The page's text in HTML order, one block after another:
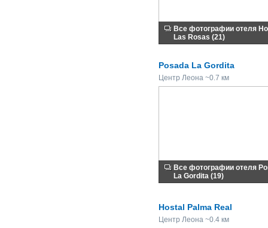
Все фотографии отеля
Las Rosas (21)
Posada La Gordita
Центр Леона ~0.7 км
Все фотографии отеля
La Gordita (19)
Hostal Palma Real
Центр Леона ~0.4 км